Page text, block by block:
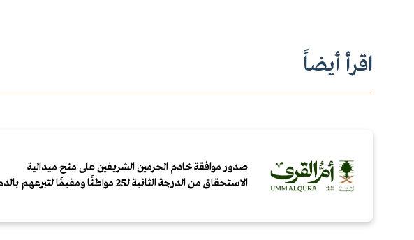
اقرأ أيضاً
صدور موافقة خادم الحرمين الشريفين على منح ميدالية
الاستحقاق من الدرجة الثانية لـ25 مواطنًا ومقيمًا لتبرعهم بالدم